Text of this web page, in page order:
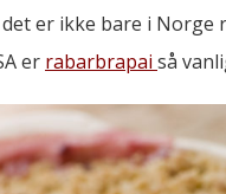
er ikke bare i Norge
er rabarbrapai så